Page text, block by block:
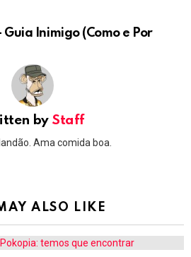
Guia Inimigo (Como e Por
by Staff
Ama comida boa.
ALSO LIKE